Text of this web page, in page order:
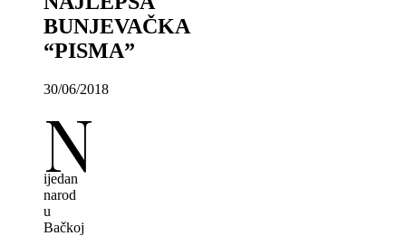
BUNJEVAČKA
“PISMA”
30/06/2018
N
ijedan
narod
u
Bačkoj